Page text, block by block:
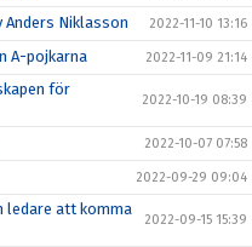
Niklasson 2022-11-10 13:16
A-pojkarna 2022-11-09 21:14
för
2022-10-19 08:39
2022-10-07 07:58
2022-09-29 09:04
ledare att komma
2022-09-15 15:39